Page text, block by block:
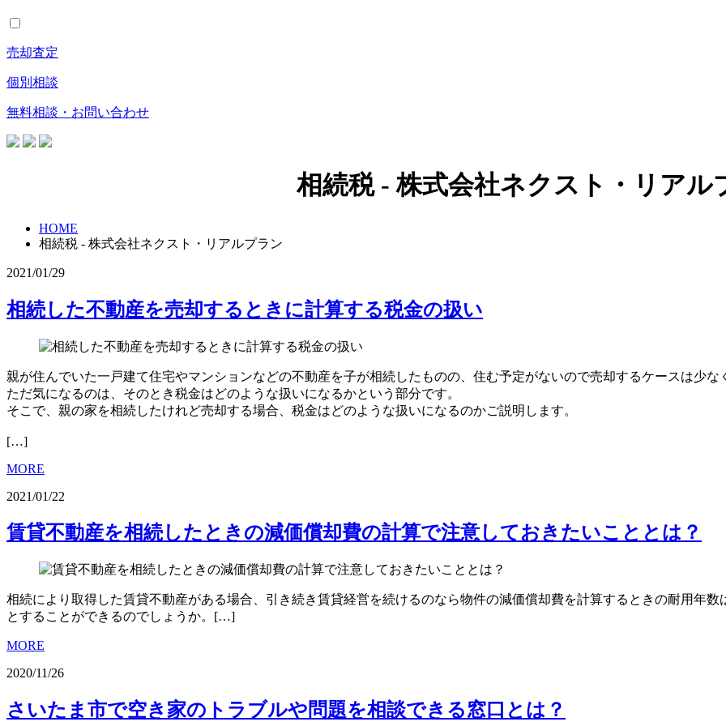
売却査定
個別相談
無料相談・お問い合わせ
相続税 - 株式会社ネクスト・リアル
HOME
相続税 - 株式会社ネクスト・リアルプラン
2021/01/29
相続した不動産を売却するときに計算する税金の扱い
親が住んでいた一戸建て住宅やマンションなどの不動産を子が相続したものの、住む予定がないので売却するケースは少な
ただ気になるのは、そのとき税金はどのような扱いになるかという部分です。
そこで、親の家を相続したけれど売却する場合、税金はどのような扱いになるのかご説明します。
[…]
MORE
2021/01/22
賃貸不動産を相続したときの減価償却費の計算で注意しておきたいこととは？
相続により取得した賃貸不動産がある場合、引き続き賃貸経営を続けるのなら物件の減価償却費を計算するときの耐用年
とすることができるのでしょうか。[…]
MORE
2020/11/26
さいたま市で空き家のトラブルや問題を相談できる窓口とは？